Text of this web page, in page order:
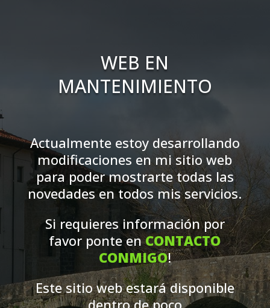
WEB EN
MANTENIMIENTO
Actualmente estoy desarrollando
modificaciones en mi sitio web
para poder mostrarte todas las
novedades en todos mis servicios.
Si requieres información por
favor ponte enCONTACTO
CONMIGO!
Este sitio web estará disponible
dentro de poco